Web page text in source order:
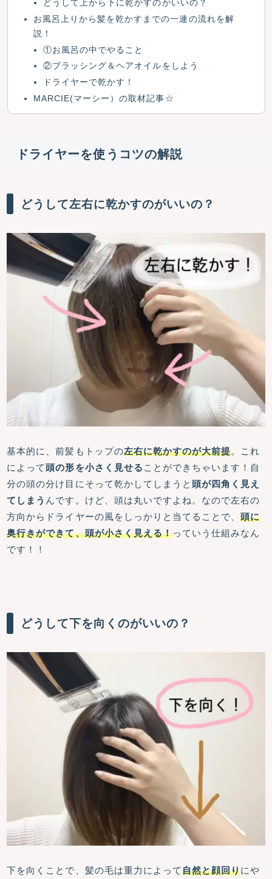
どうして上から下に乾かすのがいいの？
お風呂上りから髪を乾かすまでの一連の流れを解
説！
①お風呂の中でやること
②ブラッシング＆ヘアオイルをしよう
ドライヤーで乾かす！
MARCIE(マーシー）の取材記事☆
ドライヤーを使うコツの解説
どうして左右に乾かすのがいいの？
基本的に、前髪もトップの左右に乾かすのが大前提。これ
によって頭の形を小さく見せる ことができちゃいます！自
分の頭の分け目にそって乾かしてしまうと頭が四角く見え
てしまう んです。けど、頭は丸いですよね。なので左右の
方向からドライヤーの風をしっかりと当てることで、頭に
奥行きができて、頭が小さく見える！っていう仕組みなん
です！！
どうして下を向くのがいいの？
下を向くことで、髪の毛は重力によって自然と顔回りにや